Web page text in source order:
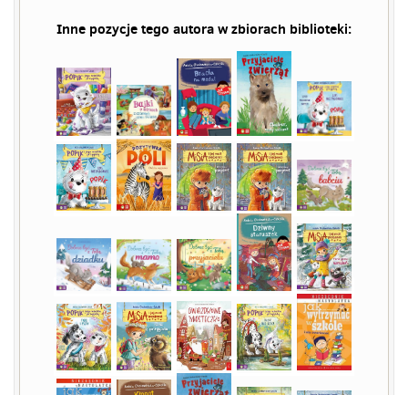
Inne pozycje tego autora w zbiorach biblioteki: